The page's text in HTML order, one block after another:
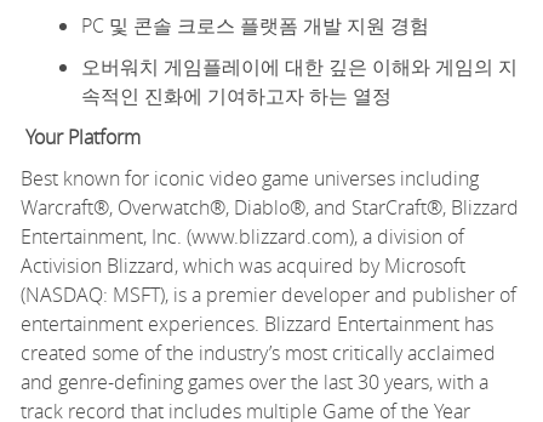
PC 및 콘솔 크로스 플랫폼 개발 지원 경험
오버워치 게임플레이에 대한 깊은 이해와 게임의 지
속적인 진화에 기여하고자 하는 열정
Your Platform
Best known for iconic video game universes including
Warcraft®, Overwatch®, Diablo®, and StarCraft®, Blizzard
Entertainment, Inc. (www.blizzard.com), a division of
Activision Blizzard, which wasacquired by Microsoft
(NASDAQ: MSFT), is a premier developer and publisher of
entertainment experiences. Blizzard Entertainment has
created some of the industry’s most critically acclaimed
and genre-defining games over the last 30 years, with a
track record that includes multiple Game of the Year